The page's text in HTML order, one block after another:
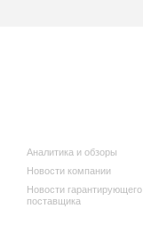
Аналитика и обзоры
Новости компании
Новости гарантирующего
поставщика